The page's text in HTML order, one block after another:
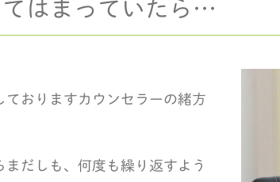
てはまっていたら…
おりますカウンセラーの緒方
だしも、何度も繰り返すよう